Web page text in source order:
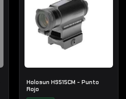
Holosun HS515CM - Punto
Rojo